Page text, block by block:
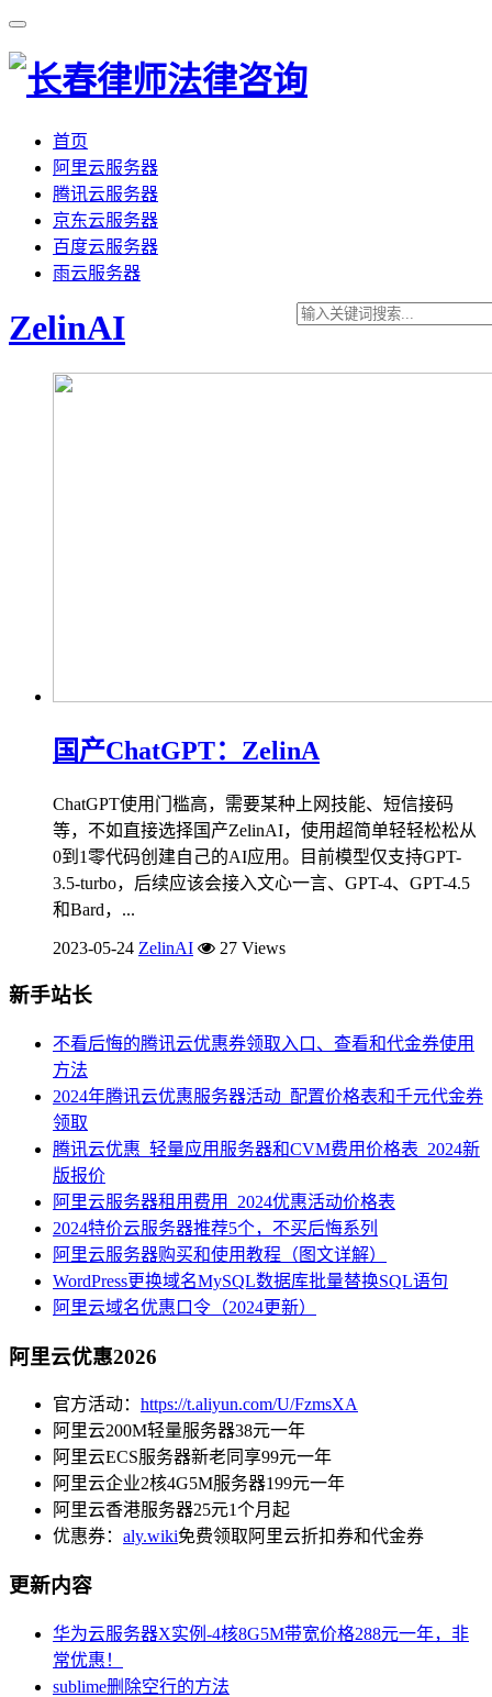
首页
阿里云服务器
腾讯云服务器
京东云服务器
百度云服务器
雨云服务器
ZelinAI
国产ChatGPT：ZelinA
ChatGPT使用门槛高，需要某种上网技能、短信接码
等，不如直接选择国产ZelinAI，使用超简单轻轻松松从
0到1零代码创建自己的AI应用。目前模型仅支持GPT-
3.5-turbo，后续应该会接入文心一言、GPT-4、GPT-4.5
和Bard，...
2023-05-24 ZelinAI 27 Views
新手站长
不看后悔的腾讯云优惠券领取入口、查看和代金券使用
方法
2024年腾讯云优惠服务器活动_配置价格表和千元代金券
领取
腾讯云优惠_轻量应用服务器和CVM费用价格表_2024新
版报价
阿里云服务器租用费用_2024优惠活动价格表
2024特价云服务器推荐5个，不买后悔系列
阿里云服务器购买和使用教程（图文详解）
WordPress更换域名MySQL数据库批量替换SQL语句
阿里云域名优惠口令（2024更新）
阿里云优惠2026
官方活动： https://t.aliyun.com/U/FzmsXA
阿里云200M轻量服务器38元一年
阿里云ECS服务器新老同享99元一年
阿里云企业2核4G5M服务器199元一年
阿里云香港服务器25元1个月起
优惠券： aly.wiki免费领取阿里云折扣券和代金券
更新内容
华为云服务器X实例-4核8G5M带宽价格288元一年，非
常优惠！
sublime删除空行的方法